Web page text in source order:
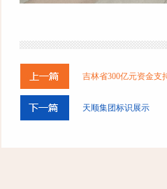
吉林省300亿元资金支
天顺集团标识展示